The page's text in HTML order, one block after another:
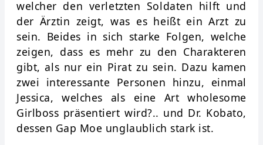
welcher den verletzten Soldaten hilft und
der Ärztin zeigt, was es heißt ein Arzt zu
sein. Beides in sich starke Folgen, welche
zeigen, dass es mehr zu den Charakteren
gibt, als nur ein Pirat zu sein. Dazu kamen
zwei interessante Personen hinzu, einmal
Jessica, welches als eine Art wholesome
Girlboss präsentiert wird?.. und Dr. Kobato,
dessen Gap Moe unglaublich stark ist.